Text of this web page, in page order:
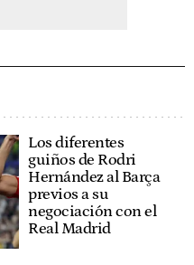
Los diferentes
guiños de Rodri
Hernández al Barça
previos a su
negociación con el
Real Madrid